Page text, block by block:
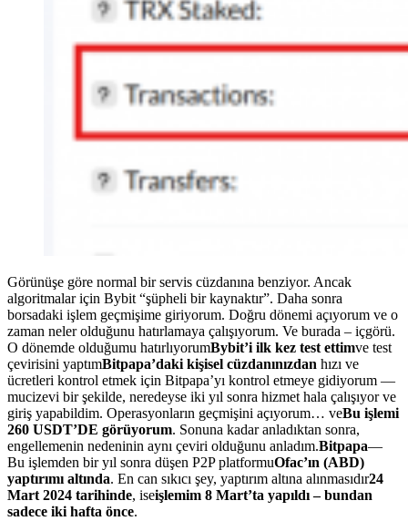
Görünüşe göre normal bir servis cüzdanına benziyor. Ancak
algoritmalar için Bybit “şüpheli bir kaynaktır”. Daha sonra
borsadaki işlem geçmişime giriyorum. Doğru dönemi açıyorum ve o
zaman neler olduğunu hatırlamaya çalışıyorum. Ve burada – içgörü.
O dönemde olduğumu hatırlıyorumBybit’i ilk kez test ettimve test
çevirisini yaptımBitpapa’daki kişisel cüzdanınızdan hızı ve
ücretleri kontrol etmek için Bitpapa’yı kontrol etmeye gidiyorum —
mucizevi bir şekilde, neredeyse iki yıl sonra hizmet hala çalışıyor ve
giriş yapabildim. Operasyonların geçmişini açıyorum… veBu işlemi
260 USDT’DE görüyorum. Sonuna kadar anladıktan sonra,
engellemenin nedeninin aynı çeviri olduğunu anladım.Bitpapa—
Bu işlemden bir yıl sonra düşen P2P platformuOfac’ın (ABD)
yaptırımı altında. En can sıkıcı şey, yaptırım altına alınmasıdır24
Mart 2024 tarihinde, iseişlemim 8 Mart’ta yapıldı – bundan
sadece iki hafta önce.